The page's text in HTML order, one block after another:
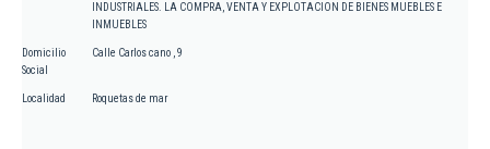
INDUSTRIALES. LA COMPRA, VENTA Y EXPLOTACION DE BIENES MUEBLES E
INMUEBLES
Domicilio
Social
Calle Carlos cano , 9
Localidad Roquetas de mar